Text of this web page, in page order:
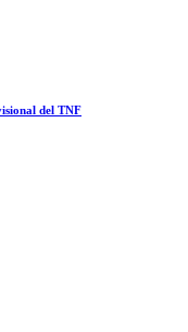
del TNF